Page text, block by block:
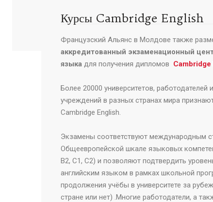
Курсы Cambridge English
Французский Альянс в Молдове также
аккредитованный экзаменационный
языка для получения дипломов Cambridge
Более 20000 университетов, работодателей
учреждений в разных странах мира
Cambridge English.
Экзамены соответствуют международным
Общеевропейской шкале языковых
B2, C1, C2) и позволяют подтвердить
английским языком в рамках школьной
продолжения учёбы в университете за
стране или нет) .Многие работодатели, а